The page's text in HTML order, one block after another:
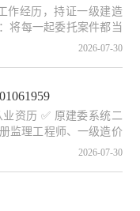
办案初心：将每一
作经历，持证一级建造
将每一起委托案件都当
通建筑工程法律，深度
检、人大多渠道合法监
2026-07-30
资历 ✅ 原建委系统二
监理工程师、一级造价
术功底 + 法律诉讼能力
敷衍懈怠，尽全力维护
2026-07-30